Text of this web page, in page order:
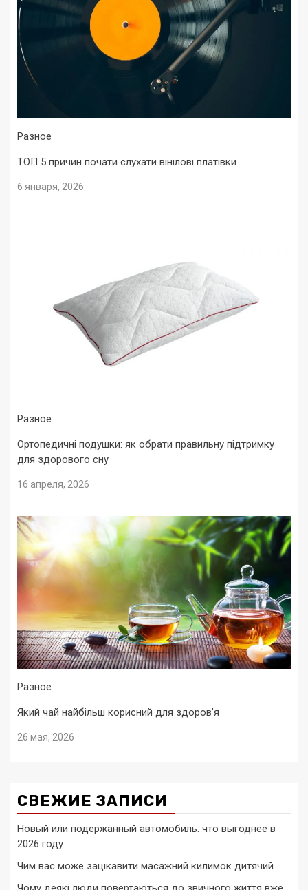
Разное
ТОП 5 причин почати слухати вінілові платівки
6 января, 2026
Разное
Ортопедичні подушки: як обрати правильну підтримку
для здорового сну
16 апреля, 2026
Разное
Який чай найбільш корисний для здоров’я
26 мая, 2026
СВЕЖИЕ ЗАПИСИ
Новый или подержанный автомобиль: что выгоднее в
2026 году
Чим вас може зацікавити масажний килимок дитячий